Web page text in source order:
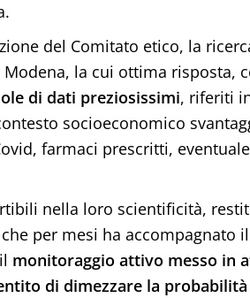
del Comitato etico, la
la cui ottima risposta,
di dati preziosissimi, riferiti
socioeconomico
farmaci prescritti,
nella loro scientificità,
per mesi ha accompagnato
monitoraggio attivo messo in
di dimezzare la